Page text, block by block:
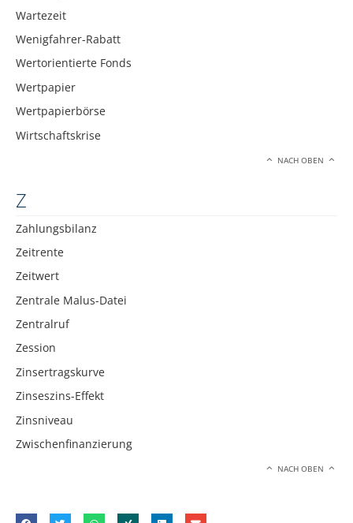
Wartezeit
Wenigfahrer-Rabatt
Wertorientierte Fonds
Wertpapier
Wertpapierbörse
Wirtschaftskrise
NACH OBEN
Z
Zahlungsbilanz
Zeitrente
Zeitwert
Zentrale Malus-Datei
Zentralruf
Zession
Zinsertragskurve
Zinseszins-Effekt
Zinsniveau
Zwischenfinanzierung
NACH OBEN